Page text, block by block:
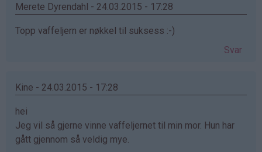
Merete Dyrendahl - 24.03.2015 - 17:28
Topp vaffeljern er nøkkel til suksess :-)
Svar
Kine - 24.03.2015 - 17:28
hei
Jeg vil så gjerne vinne vaffeljernet til min mor. Hun har
gått gjennom så veldig mye.